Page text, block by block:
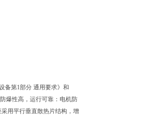
备第1部分 通用要求》和
爆性高，运行可靠：电机防
用平行垂直散热片结构，增